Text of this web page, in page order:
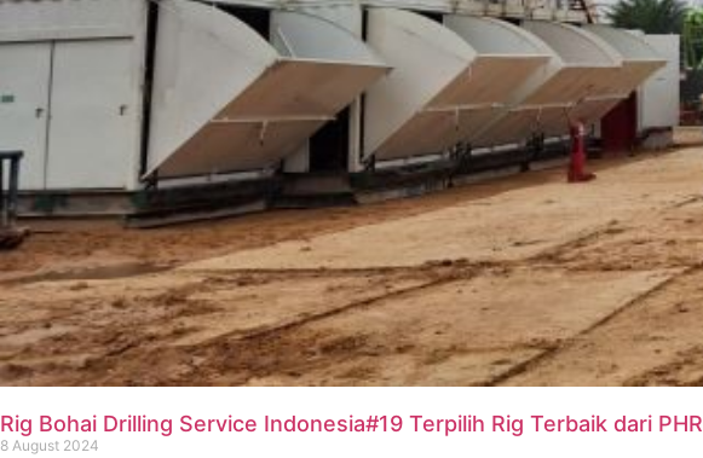
Rig Bohai Drilling Service Indonesia#19 Terpilih Rig Terbaik dari PHR
8 August 2024